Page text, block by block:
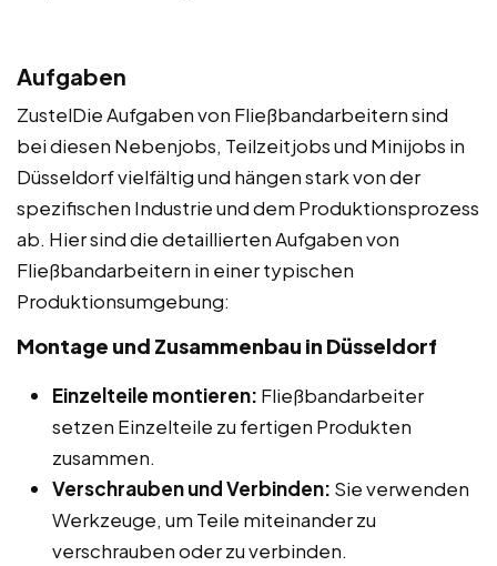
Aufgaben
ZustelDie Aufgaben von Fließbandarbeitern sind
bei diesen Nebenjobs, Teilzeitjobs und Minijobs in
Düsseldorf vielfältig und hängen stark von der
spezifischen Industrie und dem Produktionsprozess
ab. Hier sind die detaillierten Aufgaben von
Fließbandarbeitern in einer typischen
Produktionsumgebung:
Montage und Zusammenbau in Düsseldorf
Einzelteile montieren: Fließbandarbeiter
setzen Einzelteile zu fertigen Produkten
zusammen.
Verschrauben und Verbinden: Sie verwenden
Werkzeuge, um Teile miteinander zu
verschrauben oder zu verbinden.